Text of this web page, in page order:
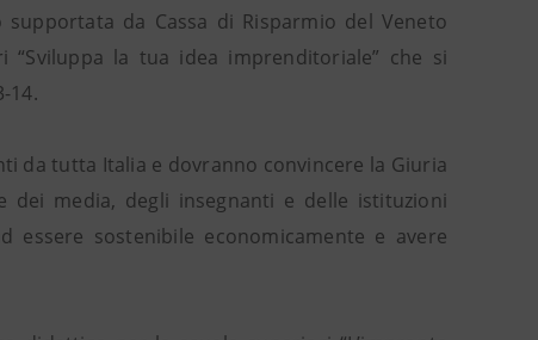
supportata da Cassa di Risparmio del Veneto
la tua idea imprenditoriale” che si
14.
da tutta Italia e dovranno convincere la Giuria
dei media, degli insegnanti e delle istituzioni
sostenibile economicamente e avere